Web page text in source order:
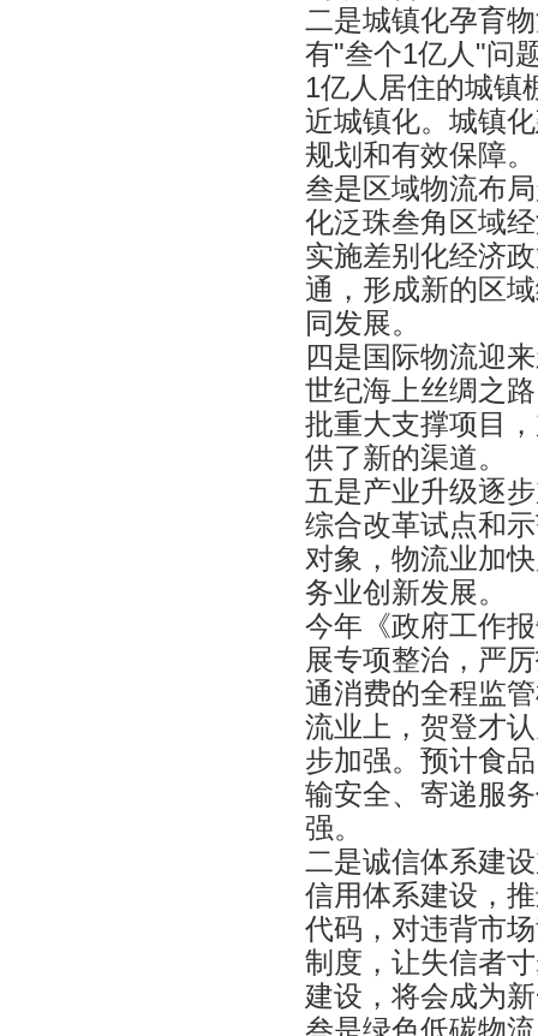
二是城镇化孕育
有"叁个1亿人"问
1亿人居住的城镇
近城镇化。城镇
规划和有效保障。
叁是区域物流布
化泛珠叁角区域
实施差别化经济
通，形成新的区
同发展。
四是国际物流迎
世纪海上丝绸之
批重大支撑项目
供了新的渠道。
五是产业升级逐
综合改革试点和
对象，物流业加
务业创新发展。
今年《政府工作
展专项整治，严
通消费的全程监
流业上，贺登才
步加强。预计食
输安全、寄递服
强。
二是诚信体系建
信用体系建设，
代码，对违背市
制度，让失信者
建设，将会成为
叁是绿色低碳物